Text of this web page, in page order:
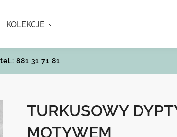
KOLEKCJE
tel.: 881 31 71 81
TURKUSOWY
MOTYWEM